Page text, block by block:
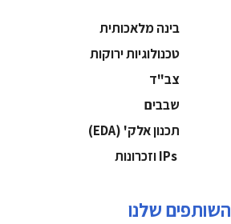
בינה מלאכותית
‫טכנולוגיות ירוקות‬
‫צב"ד‬
‫שבבים‬
‫תכנון אלק' (‪(EDA‬‬
השותפים שלנו